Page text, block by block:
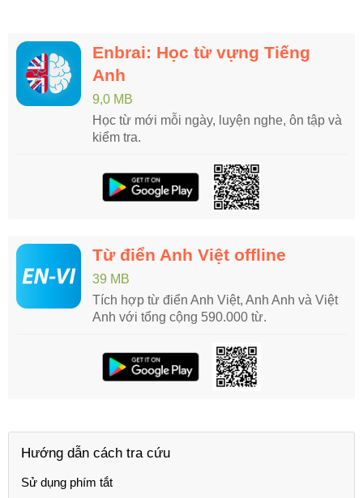
Enbrai: Học từ vựng Tiếng
Anh
9,0 MB
Học từ mới mỗi ngày, luyện nghe, ôn tập và
kiểm tra.
Từ điển Anh Việt offline
39 MB
Tích hợp từ điển Anh Việt, Anh Anh và Việt
Anh với tổng cộng 590.000 từ.
Hướng dẫn cách tra cứu
Sử dụng phím tắt